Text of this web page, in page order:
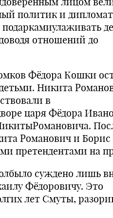
политик и
отношений до
Фёдора Кошки
Никита
в
царя Фёдора
Романович и Борис
претендентами на
суждено лишь
Фёдоровичу. Это
лет Смуты,